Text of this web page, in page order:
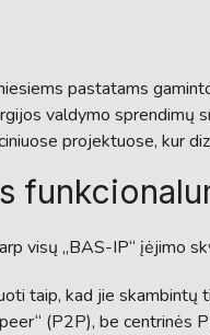
pastatams
valdymo sprendimų
projektuose, kur
visų „BAS-IP“ įėjimo
taip, kad jie skambintų
(P2P), be centrinės